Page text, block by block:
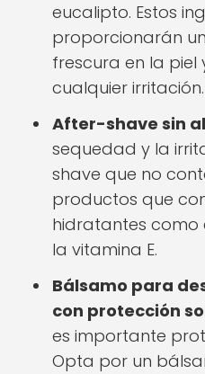
eucalipto. Estos
proporcionarán
frescura en la
cualquier irritación.
After-shave sin
sequedad y la
shave que no
productos que
hidratantes como
la vitamina E.
Bálsamo para
con protección
es importante
Opta por un